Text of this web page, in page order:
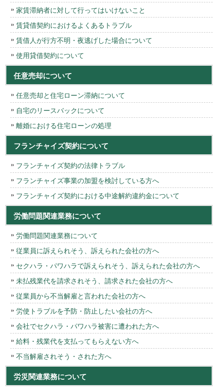
家賃滞納者に対して行ってはいけないこと
賃貸借契約におけるよくあるトラブル
賃借人が行方不明・夜逃げした場合について
使用貸借契約について
任意売却について
任意売却と住宅ローン滞納について
自宅のリースバックについて
離婚における住宅ローンの処理
フランチャイズ契約について
フランチャイズ契約の法律トラブル
フランチャイズ事業の加盟を検討している方へ
フランチャイズ契約における中途解約違約金について
労働問題関連業務について
労働問題関連業務について
従業員に訴えられそう、訴えられた会社の方へ
セクハラ・パワハラで訴えられそう、訴えられた会社の方へ
未払残業代を請求されそう、請求された会社の方へ
従業員から不当解雇と言われた会社の方へ
労使トラブルを予防・防止したい会社の方へ
会社でセクハラ・パワハラ被害に遭われた方へ
給料・残業代を支払ってもらえない方へ
不当解雇されそう・された方へ
労災関連業務について